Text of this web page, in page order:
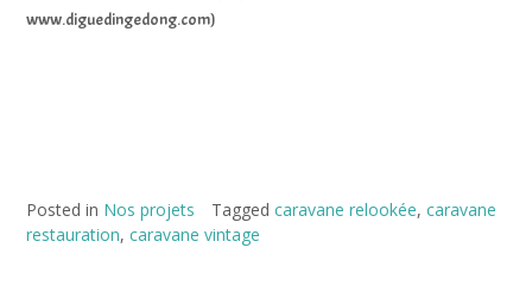
www.diguedingedong.com)
Posted in Nos projets Tagged caravane relookée, caravane
restauration, caravane vintage